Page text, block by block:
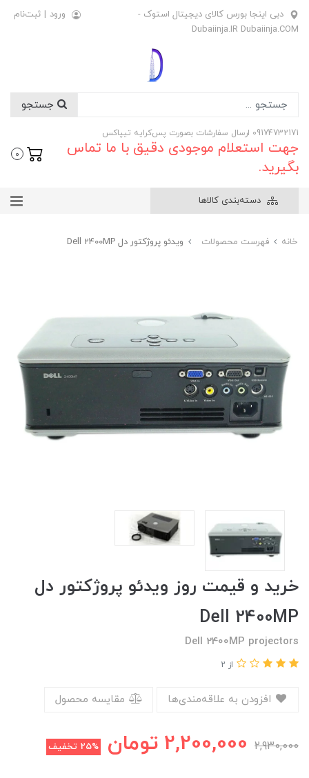
دبی اینجا بورس کالای دیجیتال استوک -
Dubaiinja.IR Dubaiinja.COM
ورود | ثبت‌نام
09174732171 ارسال سفارشات بصورت پس‌کرایه تیپاکس
جهت استعلام موجودی دقیق با ما تماس
بگیرید.
0
دسته‌بندی کالاها
خانه فهرست محصولات ویدئو پروژکتور دل Dell 2400MP
خرید و قیمت روز ویدئو پروژکتور دل
Dell 2400MP
Dell 2400MP projectors
از 2
مقایسه محصول
2,930,000
2,200,000 تومان 25% تخفیف